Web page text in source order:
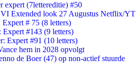
expert (7lettereditie) #50
Extended look 27 Augustus Netflix/YT
Expert # 75 (8 letters)
Expert #143 (9 letters)
Expert #91 (10 letters)
hem in 2028 opvolgt
de Boer (47) op non-actief stuurde